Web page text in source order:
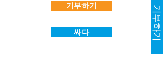
기부하기
싸다 기부하기